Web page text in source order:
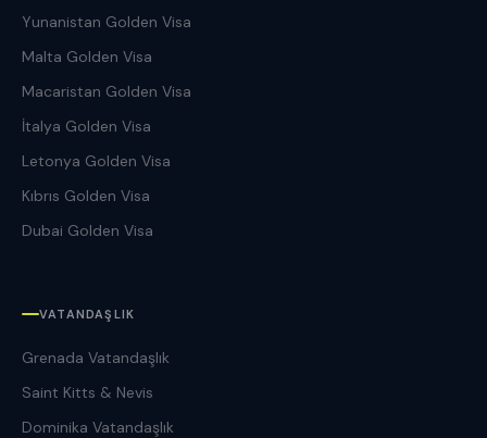
Yunanistan Golden Visa
Malta Golden Visa
Macaristan Golden Visa
İtalya Golden Visa
Letonya Golden Visa
Kıbrıs Golden Visa
Dubai Golden Visa
VATANDAŞLIK
Grenada Vatandaşlık
Saint Kitts & Nevis
Dominika Vatandaşlık